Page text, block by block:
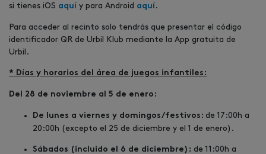
si tienes iOS aquí y para Android aquí .
Para acceder al recinto solo tendrás que presentar el código
identificador QR de Urbil Klub mediante la App gratuita de
Urbil.
* Días y horarios del área de juegos infantiles:
Del 28 de noviembre al 5 de enero:
De lunes a viernes y domingos/festivos: de 17:00h a
20:00h (excepto el 25 de diciembre y el 1 de enero).
Sábados (incluido el 6 de diciembre): de 11:00h a